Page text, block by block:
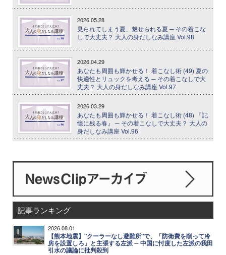
2026.05.28
見られてしまう夏、魅せられる夏 ─ その着こな
しで大丈夫？ 大人の身だしなみ講座 Vol.98
2026.04.29
あなたも周囲も輝かせる！ 着こなし術 (49) 夏の
快適性とリュックを考える ─ その着こなしで大
丈夫？ 大人の身だしなみ講座 Vol.97
2026.03.29
あなたも周囲も輝かせる！ 着こなし術 (48) 『記
憶に残る春』 ─ その着こなしで大丈夫？ 大人の
身だしなみ講座 Vol.96
記事ランキング
1 2026.08.01
【熊本地震】"クーラーなし避難所"で、「防衛費を削って冷
房を設置しろ」と主張する左派 ─ 中国に忖度した左派の我田
引水の議論に批判殺到